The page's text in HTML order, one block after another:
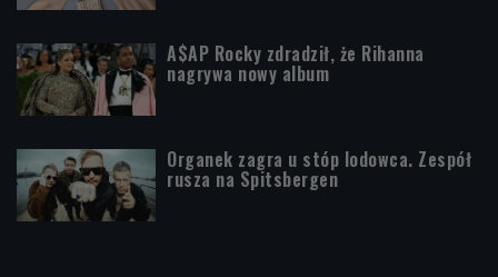
A$AP Rocky zdradził, że Rihanna
nagrywa nowy album
Organek zagra u stóp lodowca. Zespół
rusza na Spitsbergen